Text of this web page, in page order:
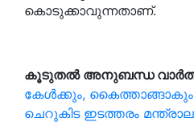
കൊടുക്കാവുന്നതാണ്.
കൂടുതൽ അനുബന്ധ
കേള്‍ക്കും, കൈത്താങ്ങാകും
ചെറുകിട ഇടത്തരം